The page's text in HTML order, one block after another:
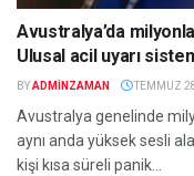
Avustralya’da
Ulusal acil uyarı
BYADMINZAMAN TEMMUZ
Avustralya genelinde
aynı anda yüksek sesli
kişi kısa süreli panik...